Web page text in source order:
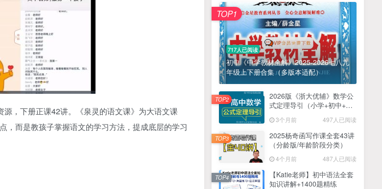
，下册正课42讲。《泉灵的语文课》为大语文课
，而是教孩子掌握语文的学习方法，提成底层的学习
717人已阅读
初中《中学教材全解》2025-2026七八九
年级上下册合集（多版本适配）
TOP1
2026版《浙大优辅》数学公
式定理导引（小学+初中+高
3个月前 497人已阅读
TOP2
2025杨奇函写作课全套43讲
（分龄版/年龄阶段分类）
4个月前 487人已阅读
TOP3
【Katie老师】初中语法全套
知识讲解+1400题精练
TOP4